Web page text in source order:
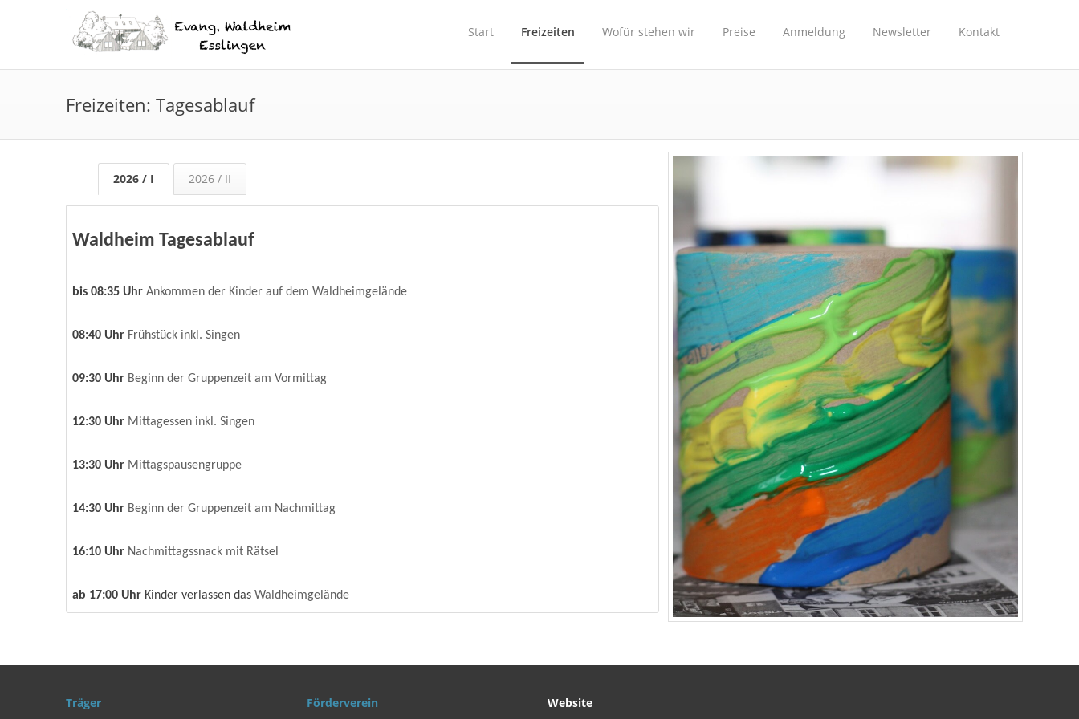
Start Freizeiten Wofür stehen wir Preise Anmeldung Newsletter Kontakt
Freizeiten: Tagesablauf
2026 / I 2026 / II
Waldheim Tagesablauf
bis 08:35 Uhr Ankommen der Kinder auf dem Waldheimgelände
08:40 Uhr Frühstück inkl. Singen
09:30 Uhr Beginn der Gruppenzeit am Vormittag
12:30 Uhr Mittagessen inkl. Singen
13:30 Uhr Mittagspausengruppe
14:30 Uhr Beginn der Gruppenzeit am Nachmittag
16:10 Uhr Nachmittagssnack mit Rätsel
ab 17:00 Uhr Kinder verlassen das Waldheimgelände
Träger Förderverein Website